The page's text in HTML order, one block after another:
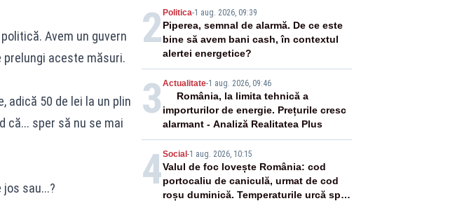
Avem un guvern
prelungi aceste măsuri.
adică 50 de lei la un plin
că... sper să nu se mai
sau...?
2Politica-1 aug. 2026, 09:39
Piperea, semnal de alarmă. De ce este
bine să avem bani cash, în contextul
alertei energetice?
3 Actualitate-1 aug. 2026, 09:46
România, la limita tehnică a
importurilor de energie. Prețurile cresc
alarmant - Analiză Realitatea Plus
4Social-1 aug. 2026, 10:15
Valul de foc lovește România: cod
portocaliu de caniculă, urmat de cod
roșu duminică. Temperaturile urcă spre